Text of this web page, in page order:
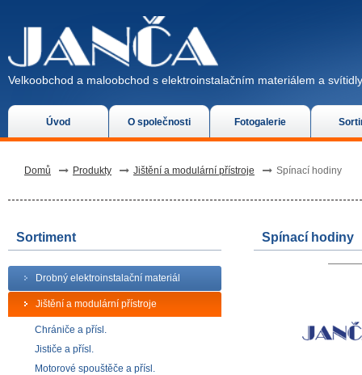
Úvod O společnosti Fotogalerie
Velkoobchod a maloobchod s elektroinstalačním materiálem a
Domů Produkty Jištění a modulární přístroje Spínací hodiny
Sortiment
Drobný elektroinstalační materiál
Jištění a modulární přístroje
Chrániče a přísl.
Jističe a přísl.
Motorové spouštěče a přísl.
Spínací hodiny